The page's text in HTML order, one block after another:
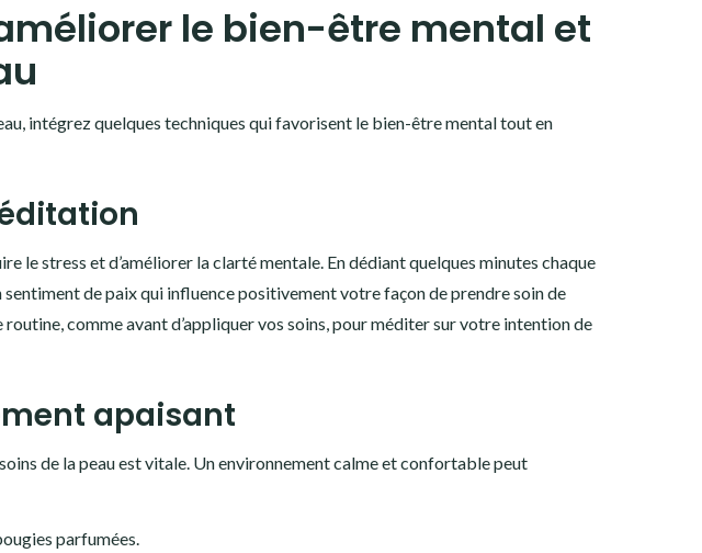
le bien-être mental et
intégrez quelques techniques qui favorisent le bien-être mental tout en
le stress et d’améliorer la clarté mentale. En dédiant quelques minutes chaque
de paix qui influence positivement votre façon de prendre soin de
comme avant d’appliquer vos soins, pour méditer sur votre intention de
apaisant
de la peau est vitale. Un environnement calme et confortable peut
parfumées.